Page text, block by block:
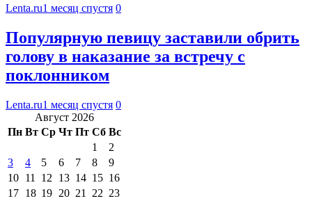
Lenta.ru1 месяц спустя 0
Популярную певицу заставили обрить
голову в наказание за встречу с
поклонником
Lenta.ru1 месяц спустя 0
Август 2026
Пн Вт Ср Чт Пт Сб Вс
1
2
3
4 5 6 7 8
9
10 11 12 13 14 15 16
17 18 19 20 21 22 23